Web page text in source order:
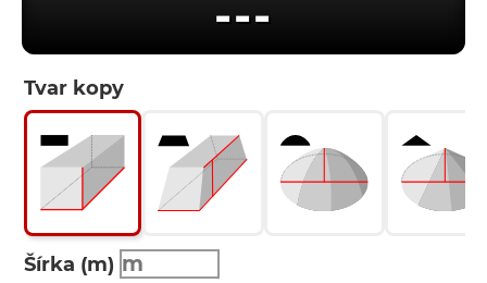
---
Tvar kopy
Šírka (m)